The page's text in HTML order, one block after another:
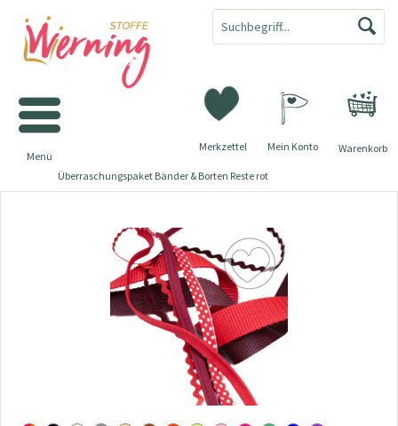
Warenkorb
Merkzettel Mein Konto
Menü
Überraschungspaket Bänder & Borten Reste rot